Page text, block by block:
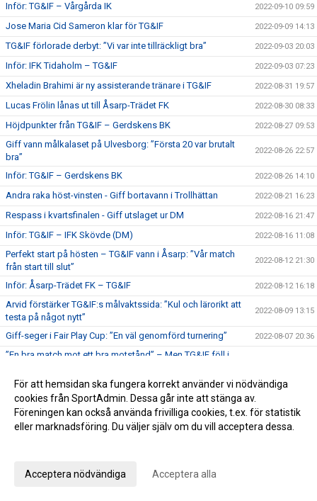
Inför: TG&IF – Vårgårda IK 2022-09-10 09:59
Jose Maria Cid Sameron klar för TG&IF 2022-09-09 14:13
TG&IF förlorade derbyt: ”Vi var inte tillräckligt bra” 2022-09-03 20:03
Inför: IFK Tidaholm – TG&IF 2022-09-03 07:23
Xheladin Brahimi är ny assisterande tränare i TG&IF 2022-08-31 19:57
Lucas Frölin lånas ut till Åsarp-Trädet FK 2022-08-30 08:33
Höjdpunkter från TG&IF – Gerdskens BK 2022-08-27 09:53
Giff vann målkalaset på Ulvesborg: ”Första 20 var brutalt
bra”
2022-08-26 22:57
Inför: TG&IF – Gerdskens BK 2022-08-26 14:10
Andra raka höst-vinsten - Giff bortavann i Trollhättan 2022-08-21 16:23
Respass i kvartsfinalen - Giff utslaget ur DM 2022-08-16 21:47
Inför: TG&IF – IFK Skövde (DM) 2022-08-16 11:08
Perfekt start på hösten – TG&IF vann i Åsarp: ”Vår match
från start till slut”
2022-08-12 21:30
Inför: Åsarp-Trädet FK – TG&IF 2022-08-12 16:18
Arvid förstärker TG&IF:s målvaktssida: ”Kul och lärorikt att
testa på något nytt”
2022-08-09 13:15
Giff-seger i Fair Play Cup: ”En väl genomförd turnering” 2022-08-07 20:36
”En bra match mot ett bra motstånd” – Men TG&IF föll i
Träningsmatch och Fair Play Cup innan höstpremiären 2022-07-22 11:23
Vinnare i vårtipset 2022-07-07 21:13
Kepsar o hattar 2022-07-06 08:45
För att hemsidan ska fungera korrekt använder vi nödvändiga
cookies från SportAdmin. Dessa går inte att stänga av.
Föreningen kan också använda frivilliga cookies, t.ex. för statistik
eller marknadsföring. Du väljer själv om du vill acceptera dessa.
Acceptera nödvändiga Acceptera alla